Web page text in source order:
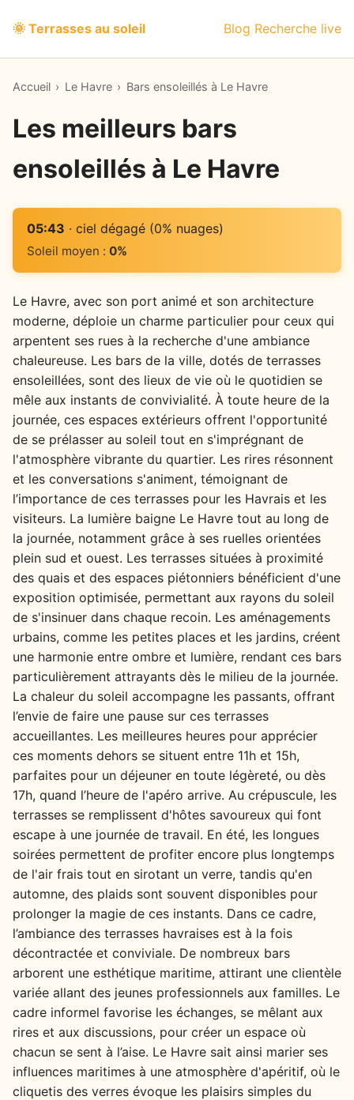
🌞 Terrasses au soleil Blog Recherche live
Accueil › Le Havre › Bars ensoleillés à Le Havre
Les meilleurs bars
ensoleillés à Le Havre
05:43 · ciel dégagé (0% nuages)
Soleil moyen : 0%
Le Havre, avec son port animé et son architecture
moderne, déploie un charme particulier pour ceux qui
arpentent ses rues à la recherche d'une ambiance
chaleureuse. Les bars de la ville, dotés de terrasses
ensoleillées, sont des lieux de vie où le quotidien se
mêle aux instants de convivialité. À toute heure de la
journée, ces espaces extérieurs offrent l'opportunité
de se prélasser au soleil tout en s'imprégnant de
l'atmosphère vibrante du quartier. Les rires résonnent
et les conversations s'animent, témoignant de
l’importance de ces terrasses pour les Havrais et les
visiteurs. La lumière baigne Le Havre tout au long de
la journée, notamment grâce à ses ruelles orientées
plein sud et ouest. Les terrasses situées à proximité
des quais et des espaces piétonniers bénéficient d'une
exposition optimisée, permettant aux rayons du soleil
de s'insinuer dans chaque recoin. Les aménagements
urbains, comme les petites places et les jardins, créent
une harmonie entre ombre et lumière, rendant ces bars
particulièrement attrayants dès le milieu de la journée.
La chaleur du soleil accompagne les passants, offrant
l’envie de faire une pause sur ces terrasses
accueillantes. Les meilleures heures pour apprécier
ces moments dehors se situent entre 11h et 15h,
parfaites pour un déjeuner en toute légèreté, ou dès
17h, quand l’heure de l'apéro arrive. Au crépuscule, les
terrasses se remplissent d'hôtes savoureux qui font
escape à une journée de travail. En été, les longues
soirées permettent de profiter encore plus longtemps
de l'air frais tout en sirotant un verre, tandis qu'en
automne, des plaids sont souvent disponibles pour
prolonger la magie de ces instants. Dans ce cadre,
l’ambiance des terrasses havraises est à la fois
décontractée et conviviale. De nombreux bars
arborent une esthétique maritime, attirant une clientèle
variée allant des jeunes professionnels aux familles. Le
cadre informel favorise les échanges, se mêlant aux
rires et aux discussions, pour créer un espace où
chacun se sent à l’aise. Le Havre sait ainsi marier ses
influences maritimes à une atmosphère d'apéritif, où le
cliquetis des verres évoque les plaisirs simples du